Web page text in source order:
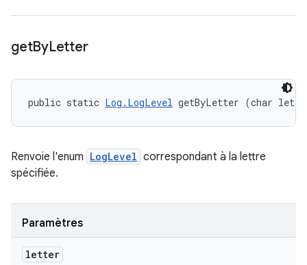
getByLetter
public static Log.LogLevel getByLetter (char
Renvoie l'enum LogLevel correspondant à la lettre
spécifiée.
Paramètres
letter